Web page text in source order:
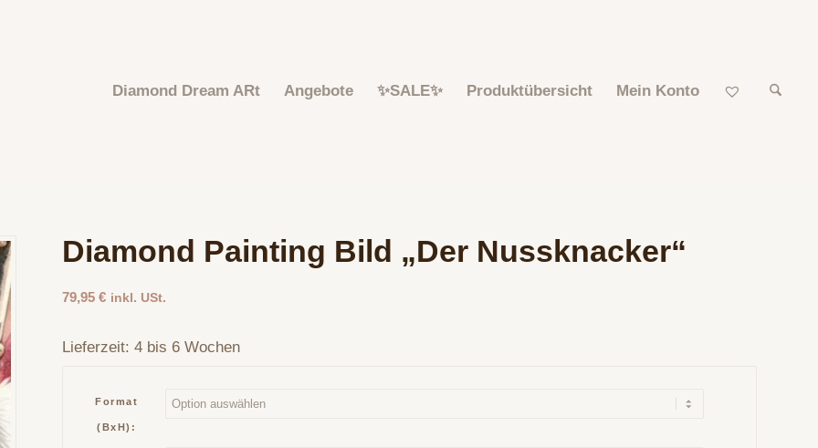
Diamond Dream ARt Angebote ✨SALE✨ Produktübersicht Mein Konto
Diamond Painting Bild „Der Nussknacker“
79,95€ inkl. USt.
Lieferzeit:4 bis 6 Wochen
Format
(BxH):